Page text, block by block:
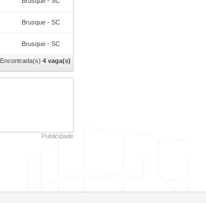
Brusque - SC
Brusque - SC
Encontrada(s) 4 vaga(s)
Publicidade